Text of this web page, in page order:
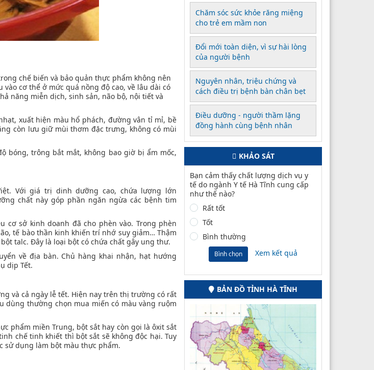
chế biến và bảo quản thực phẩm không nên
cơ thể ở mức quá nồng độ cao, về lâu dài có
năng miễn dịch, sinh sản, não bộ, nội tiết và
xuất hiện màu hổ phách, đường vân tỉ mỉ, bề
còn lưu giữ mùi thơm đặc trưng, không có mùi
bóng, trông bắt mắt, không bao giờ bị ẩm mốc,
Với giá trị dinh dưỡng cao, chứa lượng lớn
chất này góp phần ngăn ngừa các bệnh tim
sở kinh doanh đã cho phèn vào. Trong phèn
tế bào thần kinh khiến trí nhớ suy giảm… Thậm
talc. Đây là loại bột có chứa chất gây ung thư.
về địa bàn. Chủ hàng khai nhận, hạt hướng
dịp Tết.
và cả ngày lễ tết. Hiện nay trên thị trường có rất
dùng thường chọn mua miến có màu vàng ruộm
phẩm miền Trung, bột sắt hay còn gọi là ôxit sắt
chế tinh khiết thì bột sắt sẽ không độc hại. Tuy
sử dụng làm bột màu thực phẩm.
Chăm sóc sức khỏe răng miệng
cho trẻ em mầm non
Đổi mới toàn diện, vì sự hài lòng
của người bệnh
Nguyên nhân, triệu chứng và
cách điều trị bệnh bàn chân bẹt
Điều dưỡng - người thầm lặng
đồng hành cùng bệnh nhân
KHẢO SÁT
Bạn cảm thấy chất lượng dịch vụ y
tế do ngành Y tế Hà Tĩnh cung cấp
như thế nào?
Rất tốt
Tốt
Bình thường
Bình chọn Xem kết quả
BẢN ĐỒ TỈNH HÀ TĨNH